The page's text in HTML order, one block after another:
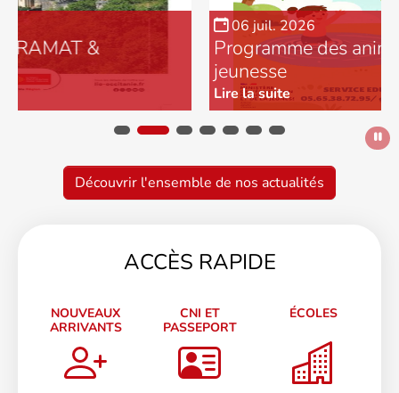
Programme des animations -
jeunesse
Lire la suite
Découvrir l'ensemble de nos actualités
ACCÈS RAPIDE
NOUVEAUX
ARRIVANTS
CNI ET
PASSEPORT
ÉCOLES